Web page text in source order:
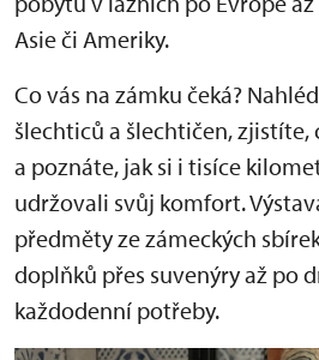
Asie či Ameriky.
Co vás na zámku čeká?
šlechticů a šlechtičen, zjistíte,
a poznáte, jak si i tisíce
udržovali svůj komfort.
předměty ze zámeckých
doplňků přes suvenýry až po
každodenní potřeby.